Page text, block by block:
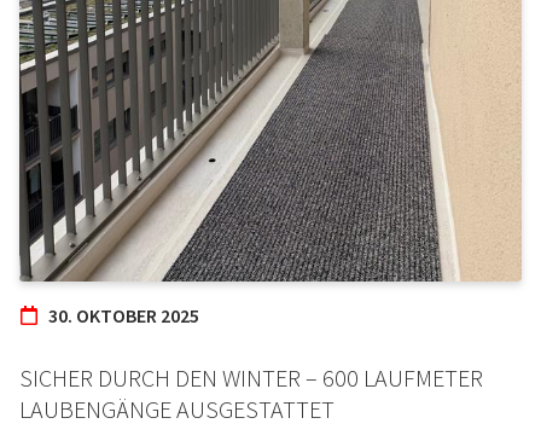
30. OKTOBER 2025
SICHER DURCH DEN WINTER – 600 LAUFMETER
LAUBENGÄNGE AUSGESTATTET